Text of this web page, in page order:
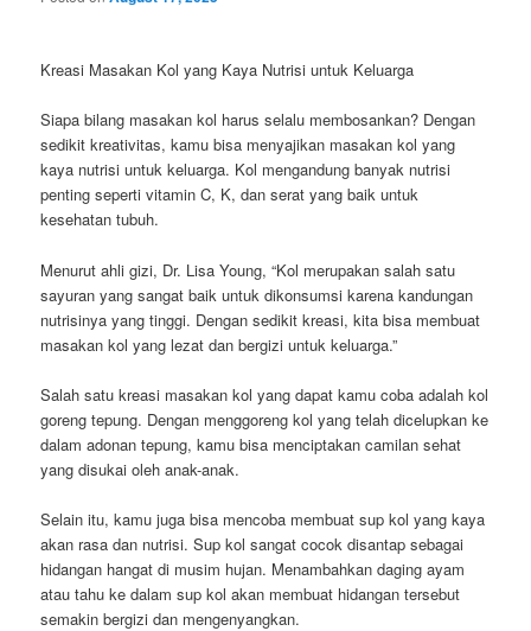
Kreasi Masakan Kol yang Kaya Nutrisi untuk Keluarga
Siapa bilang masakan kol harus selalu membosankan? Dengan
sedikit kreativitas, kamu bisa menyajikan masakan kol yang
kaya nutrisi untuk keluarga. Kol mengandung banyak nutrisi
penting seperti vitamin C, K, dan serat yang baik untuk
kesehatan tubuh.
Menurut ahli gizi, Dr. Lisa Young, “Kol merupakan salah satu
sayuran yang sangat baik untuk dikonsumsi karena kandungan
nutrisinya yang tinggi. Dengan sedikit kreasi, kita bisa membuat
masakan kol yang lezat dan bergizi untuk keluarga.”
Salah satu kreasi masakan kol yang dapat kamu coba adalah kol
goreng tepung. Dengan menggoreng kol yang telah dicelupkan ke
dalam adonan tepung, kamu bisa menciptakan camilan sehat
yang disukai oleh anak-anak.
Selain itu, kamu juga bisa mencoba membuat sup kol yang kaya
akan rasa dan nutrisi. Sup kol sangat cocok disantap sebagai
hidangan hangat di musim hujan. Menambahkan daging ayam
atau tahu ke dalam sup kol akan membuat hidangan tersebut
semakin bergizi dan mengenyangkan.